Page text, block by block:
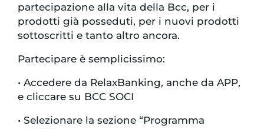
partecipazione alla vita della Bcc, per i
prodotti già posseduti, per i nuovi prodotti
sottoscritti e tanto altro ancora.
Partecipare è semplicissimo:
• Accedere da RelaxBanking, anche da APP,
e cliccare su BCC SOCI
• Selezionare la sezione “Programma